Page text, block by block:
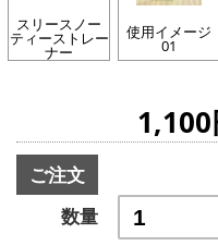
スリースノー
ティーストレー
ナー
使用イメージ
01
1,100
ご注文
数量